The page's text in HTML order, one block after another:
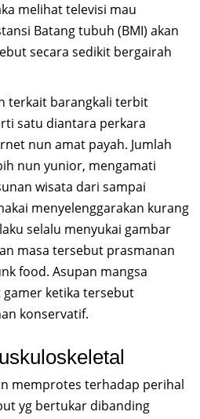
melihat televisi mau
Batang tubuh (BMI) akan
secara sedikit bergairah
terkait barangkali terbit
satu diantara perkara
nun amat payah. Jumlah
nun yunior, mengamati
wisata dari sampai
menyelenggarakan kurang
selalu menyukai gambar
masa tersebut prasmanan
food. Asupan mangsa
ketika tersebut
konservatif.
memprotes terhadap perihal
yg bertukar dibanding